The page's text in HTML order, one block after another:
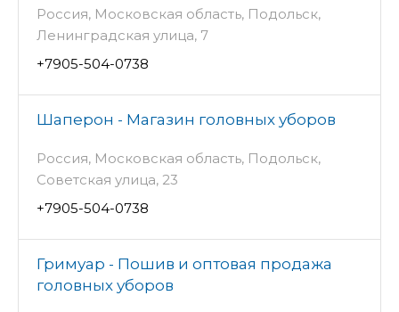
Россия, Московская область, Подольск,
Ленинградская улица, 7
+7905-504-0738
Шаперон - Магазин головных уборов
Россия, Московская область, Подольск,
Советская улица, 23
+7905-504-0738
Гримуар - Пошив и оптовая продажа
головных уборов